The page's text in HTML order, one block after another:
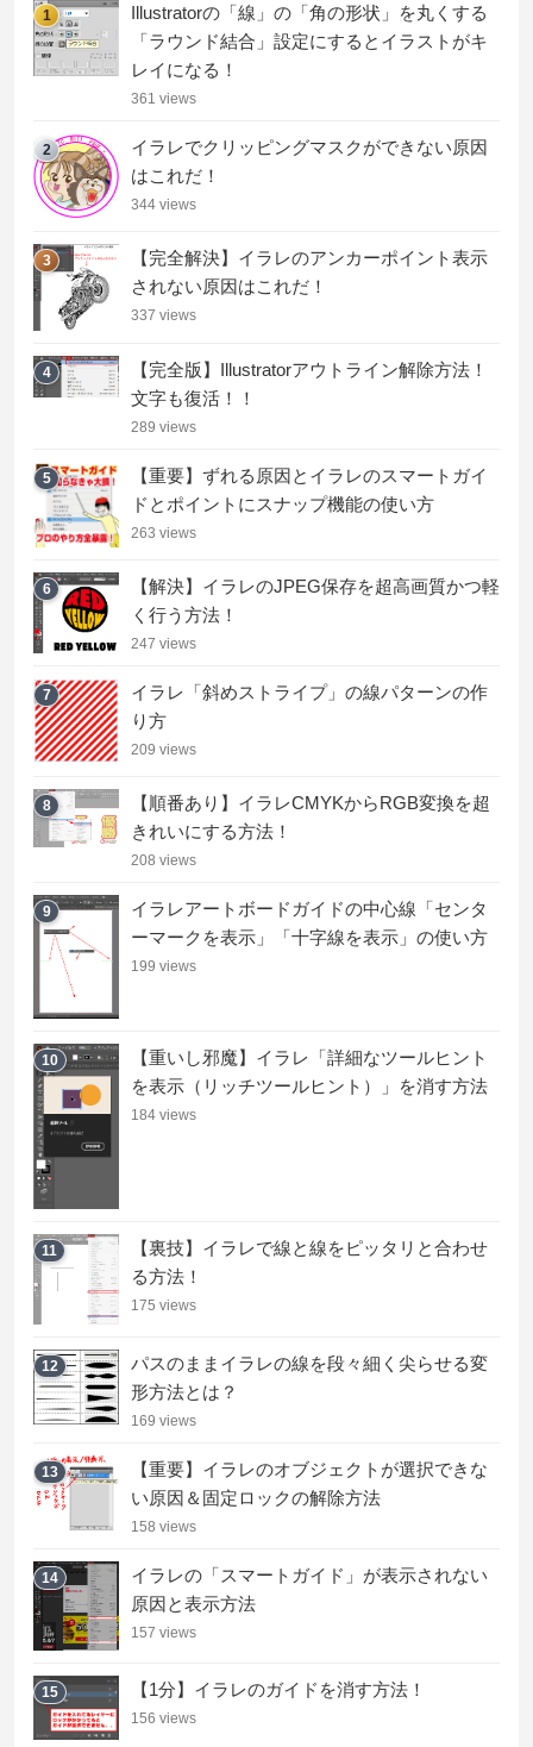
1
Illustratorの「線」の「角の形状」を丸くする
「ラウンド結合」設定にするとイラストがキ
レイになる！
361 views
2
イラレでクリッピングマスクができない原因
はこれだ！
344 views
3
【完全解決】イラレのアンカーポイント表示
されない原因はこれだ！
337 views
4
【完全版】Illustratorアウトライン解除方法！
文字も復活！！
289 views
5
【重要】ずれる原因とイラレのスマートガイ
ドとポイントにスナップ機能の使い方
263 views
6
【解決】イラレのJPEG保存を超高画質かつ軽
く行う方法！
247 views
7
イラレ「斜めストライプ」の線パターンの作
り方
209 views
8
【順番あり】イラレCMYKからRGB変換を超
きれいにする方法！
208 views
9
イラレアートボードガイドの中心線「センタ
ーマークを表示」「十字線を表示」の使い方
199 views
10
【重いし邪魔】イラレ「詳細なツールヒント
を表示（リッチツールヒント）」を消す方法
184 views
11
【裏技】イラレで線と線をピッタリと合わせ
る方法！
175 views
12
パスのままイラレの線を段々細く尖らせる変
形方法とは？
169 views
13
【重要】イラレのオブジェクトが選択できな
い原因＆固定ロックの解除方法
158 views
14
イラレの「スマートガイド」が表示されない
原因と表示方法
157 views
15 【1分】イラレのガイドを消す方法！
156 views